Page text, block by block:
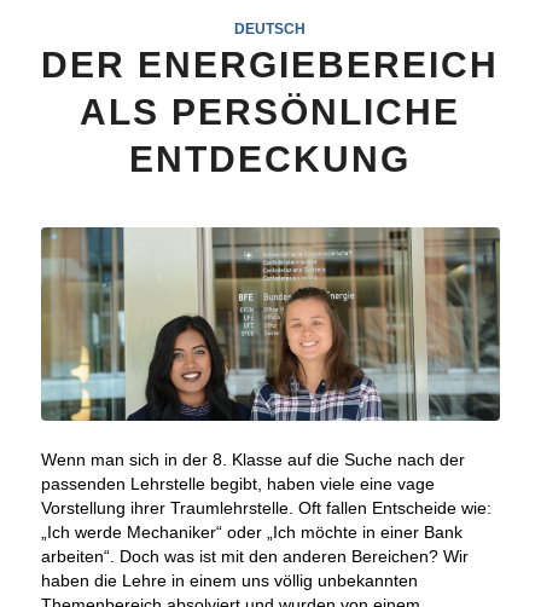
DEUTSCH
DER ENERGIEBEREICH
ALS PERSÖNLICHE
ENTDECKUNG
Wenn man sich in der 8. Klasse auf die Suche nach der
passenden Lehrstelle begibt, haben viele eine vage
Vorstellung ihrer Traumlehrstelle. Oft fallen Entscheide wie:
„Ich werde Mechaniker“ oder „Ich möchte in einer Bank
arbeiten“. Doch was ist mit den anderen Bereichen? Wir
haben die Lehre in einem uns völlig unbekannten